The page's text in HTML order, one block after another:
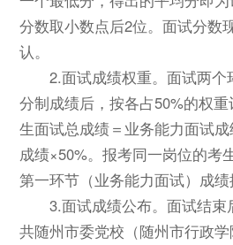
分数取小数点后2位。面试分数
认。
2.面试成绩权重。面试两
分制成绩后，按各占50%的权
生面试总成绩＝业务能力面试
成绩×50%。报考同一岗位的考
第一环节（业务能力面试）成绩
3.面试成绩公布。面试结束
共随州市委党校（随州市行政